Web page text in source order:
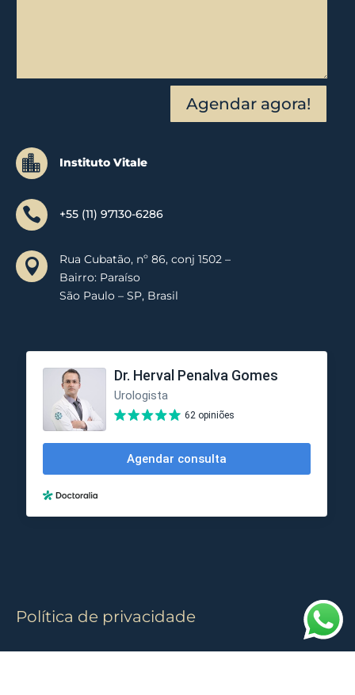
Agendar agora!
 Instituto Vitale
 +55 (11) 97130-6286

Rua Cubatão, nº 86, conj 1502 –
Bairro: Paraíso
São Paulo – SP, Brasil
Política de privacidade